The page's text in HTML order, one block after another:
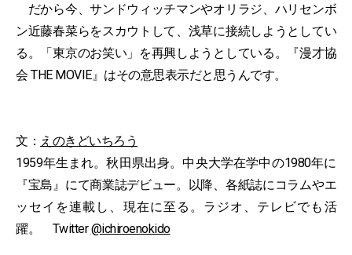
だから今、サンドウィッチマンやオリラジ、ハリセンボ
ン近藤春菜らをスカウトして、浅草に接続しようとしてい
る。「東京のお笑い」を再興しようとしている。『漫才協
会 THE MOVIE』はその意思表示だと思うんです。
文： えのきどいちろう
1959年生まれ。秋田県出身。中央大学在学中の1980年に
『宝島』にて商業誌デビュー。以降、各紙誌にコラムやエ
ッセイを連載し、現在に至る。ラジオ、テレビでも活
躍。 Twitter@ichiroenokido